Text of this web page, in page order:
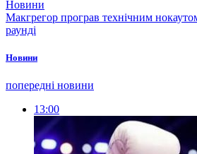
Новини
Макгрегор програв технічним
раунді
Новини
попередні новини
13:00